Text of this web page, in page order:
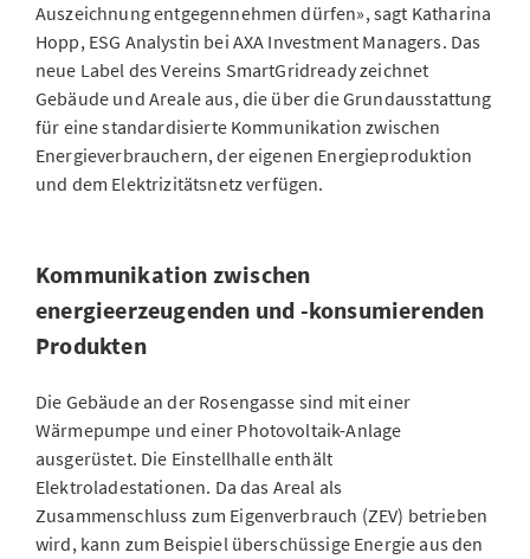
Auszeichnung entgegennehmen dürfen», sagt Katharina
Hopp, ESG Analystin bei AXA Investment Managers. Das
neue Label des Vereins SmartGridready zeichnet
Gebäude und Areale aus, die über die Grundausstattung
für eine standardisierte Kommunikation zwischen
Energieverbrauchern, der eigenen Energieproduktion
und dem Elektrizitätsnetz verfügen.
Kommunikation zwischen
energieerzeugenden und -konsumierenden
Produkten
Die Gebäude an der Rosengasse sind mit einer
Wärmepumpe und einer Photovoltaik-Anlage
ausgerüstet. Die Einstellhalle enthält
Elektroladestationen. Da das Areal als
Zusammenschluss zum Eigenverbrauch (ZEV) betrieben
wird, kann zum Beispiel überschüssige Energie aus den